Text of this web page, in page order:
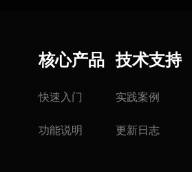
核心产品
快速入门
功能说明
技术支持
实践案例
更新日志